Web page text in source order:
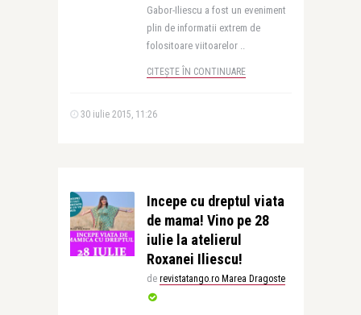
Gabor-Iliescu a fost un eveniment
plin de informatii extrem de
folositoare viitoarelor ..
CITEȘTE ÎN CONTINUARE
30 iulie 2015, 11:26
Incepe cu dreptul viata
de mama! Vino pe 28
iulie la atelierul
Roxanei Iliescu!
de revistatango.ro Marea Dragoste